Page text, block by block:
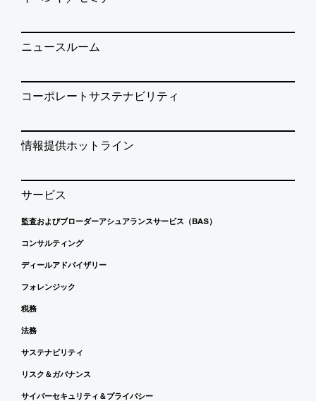
ニュースルーム
コーポレートサステナビリティ
情報提供ホットライン
サービス
監査およびブローダーアシュアランスサービス（BAS）
コンサルティング
ディールアドバイザリー
フォレンジック
税務
法務
サステナビリティ
リスク＆ガバナンス
サイバーセキュリティ＆プライバシー